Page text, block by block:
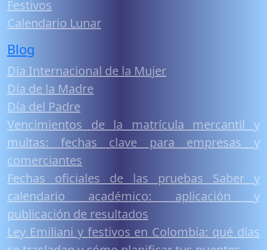
Festivos
Calendario Lunar
Blog
Día Internacional de la Mujer
Día de la Madre
Día del Padre
Vencimientos de la matrícula mercantil y
multas: fechas clave para empresas y
comerciantes
Fechas oficiales de las pruebas Saber y
calendario académico: aplicación y
publicación de resultados
Ley Emiliani y festivos en Colombia: qué días